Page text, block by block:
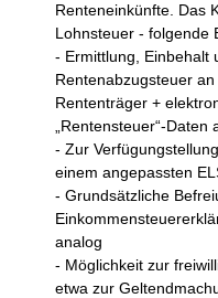
Renteneinkünfte. Das
Lohnsteuer - folgende
- Ermittlung, Einbehalt
Rentenabzugsteuer
Rententräger +
„Rentensteuer“-
- Zur
einem angepassten
- Grundsätzliche
analog
- Möglichkeit zur
etwa zur